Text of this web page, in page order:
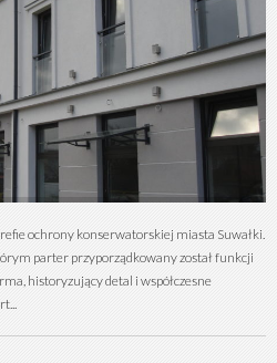
ochrony konserwatorskiej miasta Suwałki.
parter przyporządkowany został funkcji
historyzujący detal i współczesne